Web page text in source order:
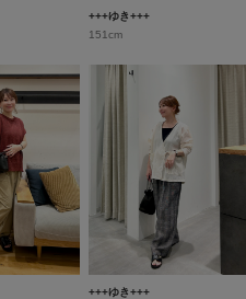
+++ゆき+++
151cm
+++ゆき+++